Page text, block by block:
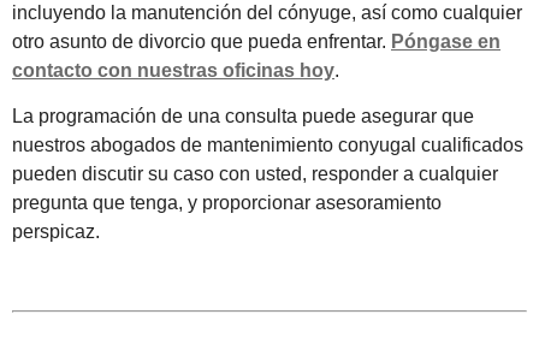
incluyendo la manutención del cónyuge, así como cualquier
otro asunto de divorcio que pueda enfrentar. Póngase en
contacto con nuestras oficinas hoy.
La programación de una consulta puede asegurar que
nuestros abogados de mantenimiento conyugal cualificados
pueden discutir su caso con usted, responder a cualquier
pregunta que tenga, y proporcionar asesoramiento
perspicaz.